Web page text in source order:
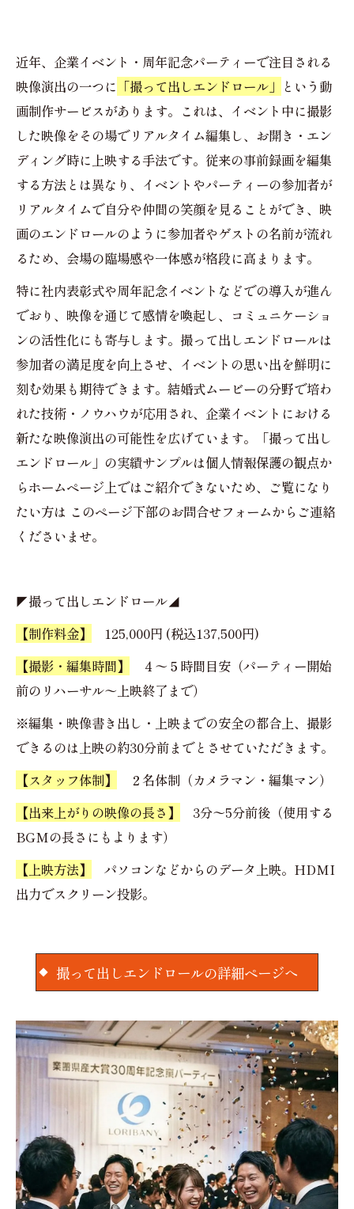
近年、企業イベント・周年記念パーティーで注目される
映像演出の一つに 「撮って出しエンドロール」 という動
画制作サービスがあります。これは、イベント中に撮影
した映像をその場でリアルタイム編集し、お開き・エン
ディング時に上映する手法です。従来の事前録画を編集
する方法とは異なり、イベントやパーティーの参加者が
リアルタイムで自分や仲間の笑顔を見ることができ、映
画のエンドロールのように参加者やゲストの名前が流れ
るため、会場の臨場感や一体感が格段に高まります。
特に社内表彰式や周年記念イベントなどでの導入が進ん
でおり、映像を通じて感情を喚起し、コミュニケーショ
ンの活性化にも寄与します。撮って出しエンドロールは
参加者の満足度を向上させ、イベントの思い出を鮮明に
刻む効果も期待できます。結婚式ムービーの分野で培わ
れた技術・ノウハウが応用され、企業イベントにおける
新たな映像演出の可能性を広げています。「撮って出し
エンドロール」の実績サンプルは個人情報保護の観点か
らホームページ上ではご紹介できないため、ご覧になり
たい方は このページ下部のお問合せフォームからご連絡
くださいませ。
◤撮って出しエンドロール◢
【制作料金】
125,000円 (税込137,500円)
【撮影・編集時間】
４〜５時間目安（パーティー開始
前のリハーサル〜上映終了まで）
※編集・映像書き出し・上映までの安全の都合上、撮影
できるのは上映の約30分前までとさせていただきます。
【スタッフ体制】
２名体制（カメラマン・編集マン）
【出来上がりの映像の長さ】
3分〜5分前後（使用する
BGMの長さにもよります）
【上映方法】
パソコンなどからのデータ上映。HDMI
出力でスクリーン投影。
撮って出しエンドロールの詳細ページへ